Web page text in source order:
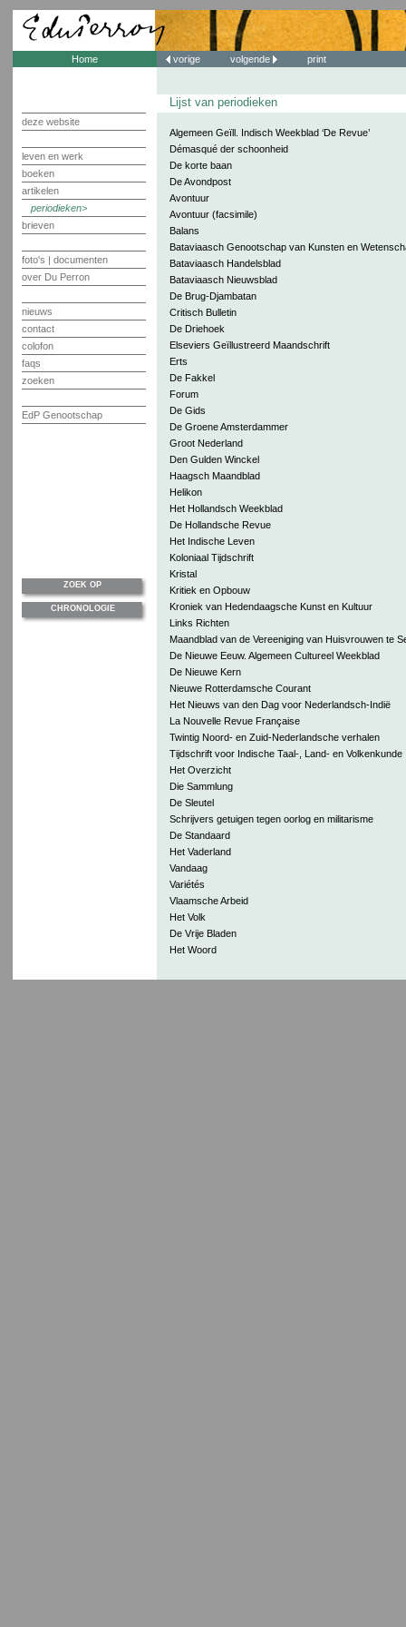
Home
deze website
leven en werk
boeken
artikelen
periodieken
brieven
foto's | documenten
over Du Perron
nieuws
contact
colofon
faqs
zoeken
EdP Genootschap
vorige volgende print
Lijst van periodieken
Algemeen Geïll. Indisch Weekblad ‘De Revue’
Démasqué der schoonheid
De korte baan
De Avondpost
Avontuur
Avontuur (facsimile)
Balans
Bataviaasch Genootschap van Kunsten en
Bataviaasch Handelsblad
Bataviaasch Nieuwsblad
De Brug-Djambatan
Critisch Bulletin
De Driehoek
Elseviers Geïllustreerd Maandschrift
Erts
De Fakkel
Forum
De Gids
De Groene Amsterdammer
Groot Nederland
Den Gulden Winckel
Haagsch Maandblad
Helikon
Het Hollandsch Weekblad
De Hollandsche Revue
Het Indische Leven
Koloniaal Tijdschrift
Kristal
Kritiek en Opbouw
Kroniek van Hedendaagsche Kunst en Kultuur
Links Richten
Maandblad van de Vereeniging van Huisvrouwen te
De Nieuwe Eeuw. Algemeen Cultureel Weekblad
De Nieuwe Kern
Nieuwe Rotterdamsche Courant
Het Nieuws van den Dag voor Nederlandsch-Indië
La Nouvelle Revue Française
Twintig Noord- en Zuid-Nederlandsche verhalen
Tijdschrift voor Indische Taal-, Land- en Volkenkunde
Het Overzicht
Die Sammlung
De Sleutel
Schrijvers getuigen tegen oorlog en militarisme
De Standaard
Het Vaderland
Vandaag
Variétés
Vlaamsche Arbeid
Het Volk
De Vrije Bladen
Het Woord
ZOEK OP
CHRONOLOGIE